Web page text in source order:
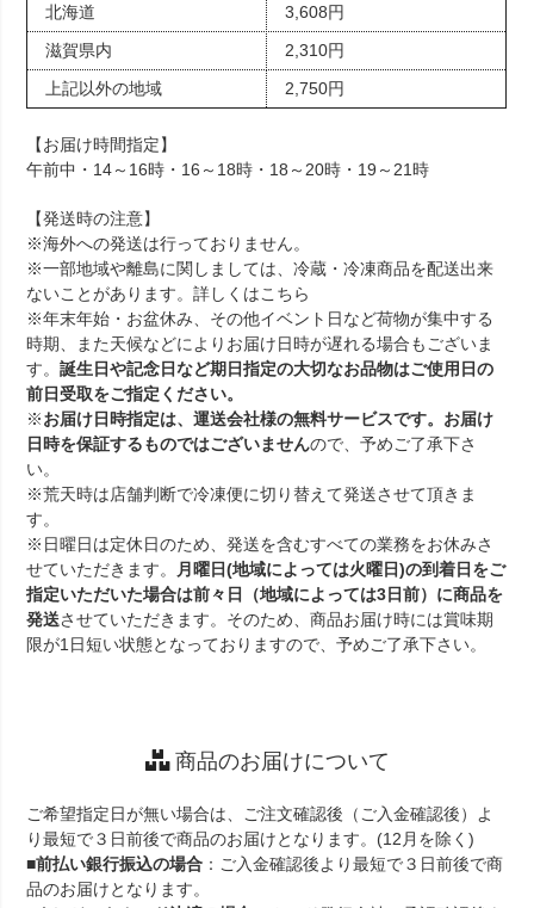
北海道
3,608円
滋賀県内
2,310円
上記以外の地域
2,750円
【お届け時間指定】
午前中・14～16時・16～18時・18～20時・19～21時
【発送時の注意】
※海外への発送は行っておりません。
※一部地域や離島に関しましては、冷蔵・冷凍商品を配送出来
ないことがあります。詳しくはこちら
※年末年始・お盆休み、その他イベント日など荷物が集中する
時期、また天候などによりお届け日時が遅れる場合もございま
す。誕生日や記念日など期日指定の大切なお品物はご使用日の
前日受取をご指定ください。
※お届け日時指定は、運送会社様の無料サービスです。お届け
日時を保証するものではございませんので、予めご了承下さ
い。
※荒天時は店舗判断で冷凍便に切り替えて発送させて頂きま
す。
※日曜日は定休日のため、発送を含むすべての業務をお休みさ
せていただきます。
月曜日(地域によっては火曜日)の到着日をご
指定いただいた場合は前々日（地域によっては3日前）に商品を
発送させていただきます。そのため、商品お届け時には賞味期
限が1日短い状態となっておりますので、予めご了承下さい。
商品のお届けについて
ご希望指定日が無い場合は、ご注文確認後（ご入金確認後）よ
り最短で３日前後で商品のお届けとなります。(12月を除く)
■前払い銀行振込の場合 ：ご入金確認後より最短で３日前後で商
品のお届けとなります。